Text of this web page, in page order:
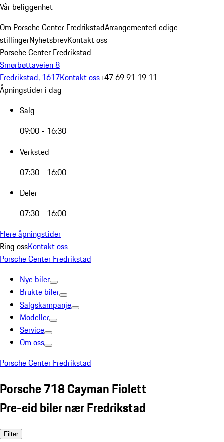
Vår beliggenhet
Om Porsche Center FredrikstadArrangementerLedige
stillingerNyhetsbrevKontakt oss
Porsche Center Fredrikstad
Smørbøttaveien 8
Fredrikstad, 1617Kontakt oss+47 69 91 19 11
Åpningstider i dag
Salg
09:00 - 16:30
Verksted
07:30 - 16:00
Deler
07:30 - 16:00
Flere åpningstider
Ring ossKontakt oss
Porsche Center Fredrikstad
Nye biler
Brukte biler
Salgskampanje
Modeller
Service
Om oss
Porsche Center Fredrikstad
Porsche 718 Cayman Fiolett
Pre-eid biler nær Fredrikstad
Filter